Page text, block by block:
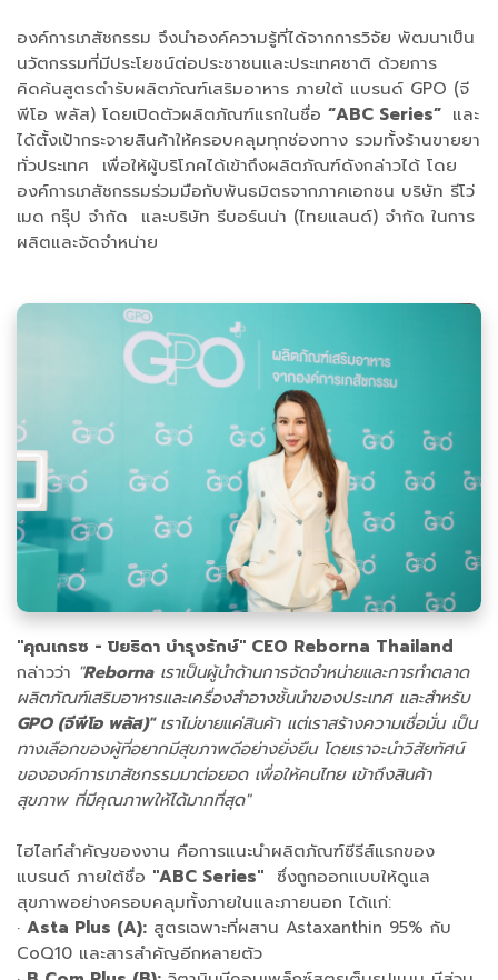
องค์การเภสัชกรรม จึงนำองค์ความรู้ที่ได้จากการวิจัย พัฒนาเป็น
นวัตกรรมที่มีประโยชน์ต่อประชาชนและประเทศชาติ ด้วยการ
คิดค้นสูตรตำรับผลิตภัณฑ์เสริมอาหาร ภายใต้ แบรนด์ GPO (จี
พีโอ พลัส) โดยเปิดตัวผลิตภัณฑ์แรกในชื่อ “ABC Series” และ
ได้ตั้งเป้ากระจายสินค้าให้ครอบคลุมทุกช่องทาง รวมทั้งร้านขายยา
ทั่วประเทศ เพื่อให้ผู้บริโภคได้เข้าถึงผลิตภัณฑ์ดังกล่าวได้ โดย
องค์การเภสัชกรรมร่วมมือกับพันธมิตรจากภาคเอกชน บริษัท รีโว่
เมด กรุ๊ป จำกัด และบริษัท รีบอร์นน่า (ไทยแลนด์) จำกัด ในการ
ผลิตและจัดจำหน่าย
"คุณเกรซ - ปิยธิดา บำรุงรักษ์" CEO Reborna Thailand
กล่าวว่า "Rebornaเราเป็นผู้นำด้านการจัดจำหน่ายและการทำตลาด
ผลิตภัณฑ์เสริมอาหารและเครื่องสำอางชั้นนำของประเทศ และสำหรับ
GPO (จีพีโอ พลัส)"เราไม่ขายแค่สินค้า แต่เราสร้างความเชื่อมั่น เป็น
ทางเลือกของผู้ที่อยากมีสุขภาพดีอย่างยั่งยืน โดยเราจะนำวิสัยทัศน์
ขององค์การเภสัชกรรมมาต่อยอด เพื่อให้คนไทย เข้าถึงสินค้า
สุขภาพ ที่มีคุณภาพให้ได้มากที่สุด"
ไฮไลท์สำคัญของงาน คือการแนะนำผลิตภัณฑ์ซีรีส์แรกของ
แบรนด์ ภายใต้ชื่อ "ABC Series" ซึ่งถูกออกแบบให้ดูแล
สุขภาพอย่างครอบคลุมทั้งภายในและภายนอก ได้แก่:
· Asta Plus (A): สูตรเฉพาะที่ผสาน Astaxanthin 95% กับ
CoQ10 และสารสำคัญอีกหลายตัว